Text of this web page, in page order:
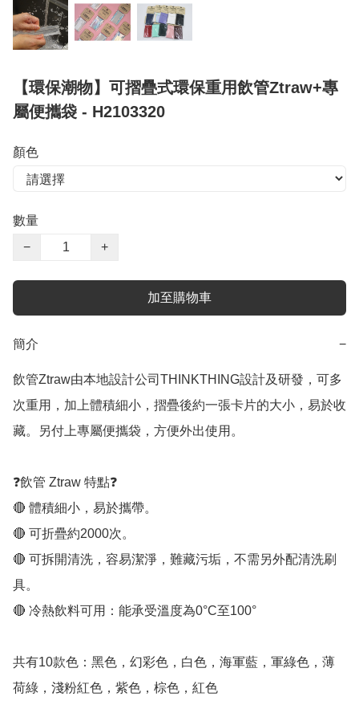
【環保潮物】可摺疊式環保重用飲管Ztraw+專
屬便攜袋 - H2103320
顏色
數量
−
+
加至購物車
簡介 −
飲管Ztraw由本地設計公司THINKTHING設計及研發，可多
次重用，加上體積細小，摺疊後約一張卡片的大小，易於收
藏。另付上專屬便攜袋，方便外出使用。
❓飲管 Ztraw 特點❓
🔴 體積細小，易於攜帶。
🔴 可折疊約2000次。
🔴 可拆開清洗，容易潔淨，難藏污垢，不需另外配清洗刷
具。
🔴 冷熱飲料可用：能承受溫度為0°C至100°
共有10款色：黑色，幻彩色，白色，海軍藍，軍綠色，薄
荷綠，淺粉紅色，紫色，棕色，紅色